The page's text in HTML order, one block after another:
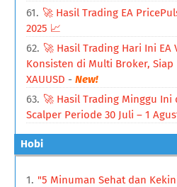
🚀 Hasil Trading EA
2025 📈
🚀 Hasil Trading Hari Ini EA
Konsisten di Multi Broker,
XAUUSD -New!
🚀 Hasil Trading Minggu Ini
Scalper Periode 30 Juli – 1
Hobi
"5 Minuman Sehat dan